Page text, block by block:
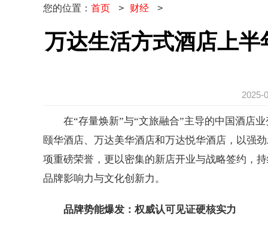
您的位置： 首页 > 财经 >
万达生活方式酒店上
2025-
在“存量焕新”与“文旅融合”主导的中国酒店
颐华酒店、万达美华酒店和万达悦华酒店，以强
项重磅荣誉，更以密集的新店开业与战略签约，
品牌影响力与文化创新力。
品牌势能爆发：权威认可见证硬核实力